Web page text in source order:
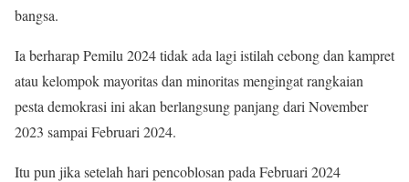
bangsa.
Ia berharap Pemilu 2024 tidak ada lagi istilah cebong dan kampret
atau kelompok mayoritas dan minoritas mengingat rangkaian
pesta demokrasi ini akan berlangsung panjang dari November
2023 sampai Februari 2024.
Itu pun jika setelah hari pencoblosan pada Februari 2024